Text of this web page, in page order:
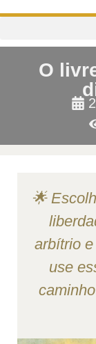
O
🌟
arbítrio
use